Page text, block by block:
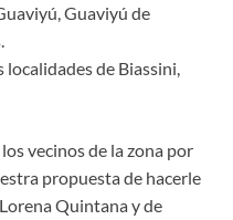
Guaviyú de
de Biassini,
vecinos de la zona por
propuesta de hacerle
Quintana y de